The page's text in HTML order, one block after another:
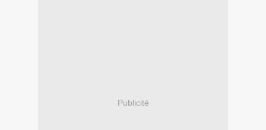
Publicité